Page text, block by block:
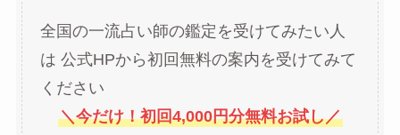
全国の一流占い師の鑑定を受けてみたい人
は 公式HPから初回無料の案内を受けてみて
ください
＼今だけ！初回4,000円分無料お試し／